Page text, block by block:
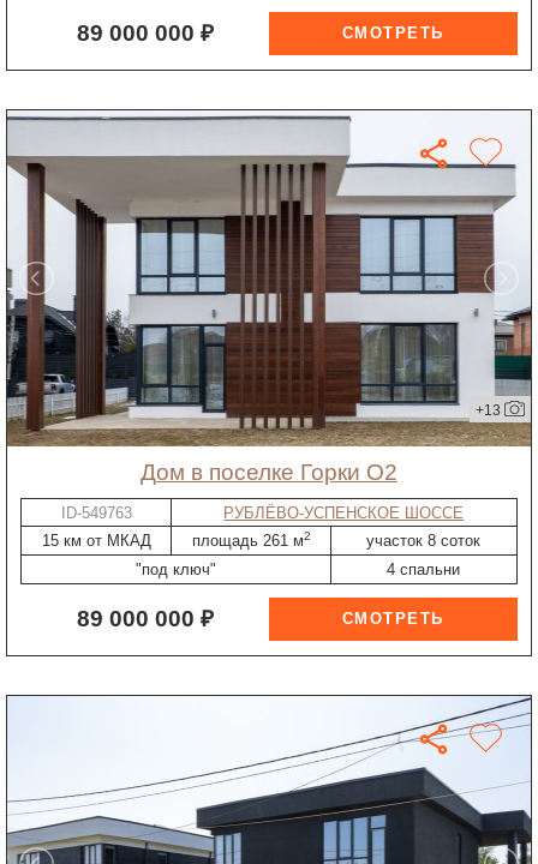
89 000 000 ₽
+13
дом в поселке Горки О2
ID-549763
РУБЛЁВО-УСПЕНСКОЕ ШОССЕ
15 км от МКАД
площадь 261 м2
участок 8 соток
"под ключ"
4 спальни
89 000 000 ₽